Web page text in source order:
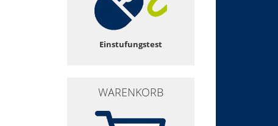
Einstufungstest
WARENKORB